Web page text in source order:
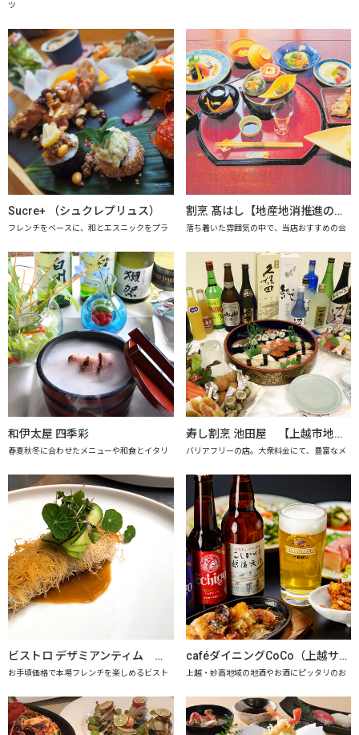
ツ
Sucre+ （シュクレプリュス）
フレンチをベースに、和とエスニックをプラ
割烹 髙はし【地産地消推進の店「プレミアム認定店」】
落ち着いた雰囲気の中で、当店おすすめの会
和伊太屋 四季彩
春夏秋冬に合わせたメニューや和食とイタリ
寿し割烹 池田屋 【上越市地産地消の店認定店】
バリアフリーの店。大衆料金にて、豊富なメ
ビストロ デザミアンティム 【上越市地産地消推進の店認定店】
お手頃価格で本場フレンチを楽しめるビスト
caféダイニングCoCo（上越サンプラザホテル） 【上越市地産地消推進の店認定店】
上越・妙高地域の地酒やお酒にピッタリのお